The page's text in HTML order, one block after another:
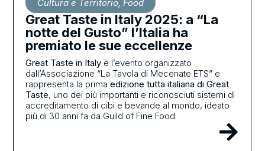
Cultura e Territorio,Food
Great Taste in Italy 2025: a “La
notte del Gusto” l’Italia ha
premiato le sue eccellenze
Great Taste in Italy è l’evento organizzato
dall’Associazione “La Tavola di Mecenate ETS” e
rappresenta la primaedizione tutta italiana di Great
Taste, uno dei più importanti e riconosciuti sistemi di
accreditamento di cibi e bevande al mondo, ideato
più di 30 anni fa da Guild of Fine Food.